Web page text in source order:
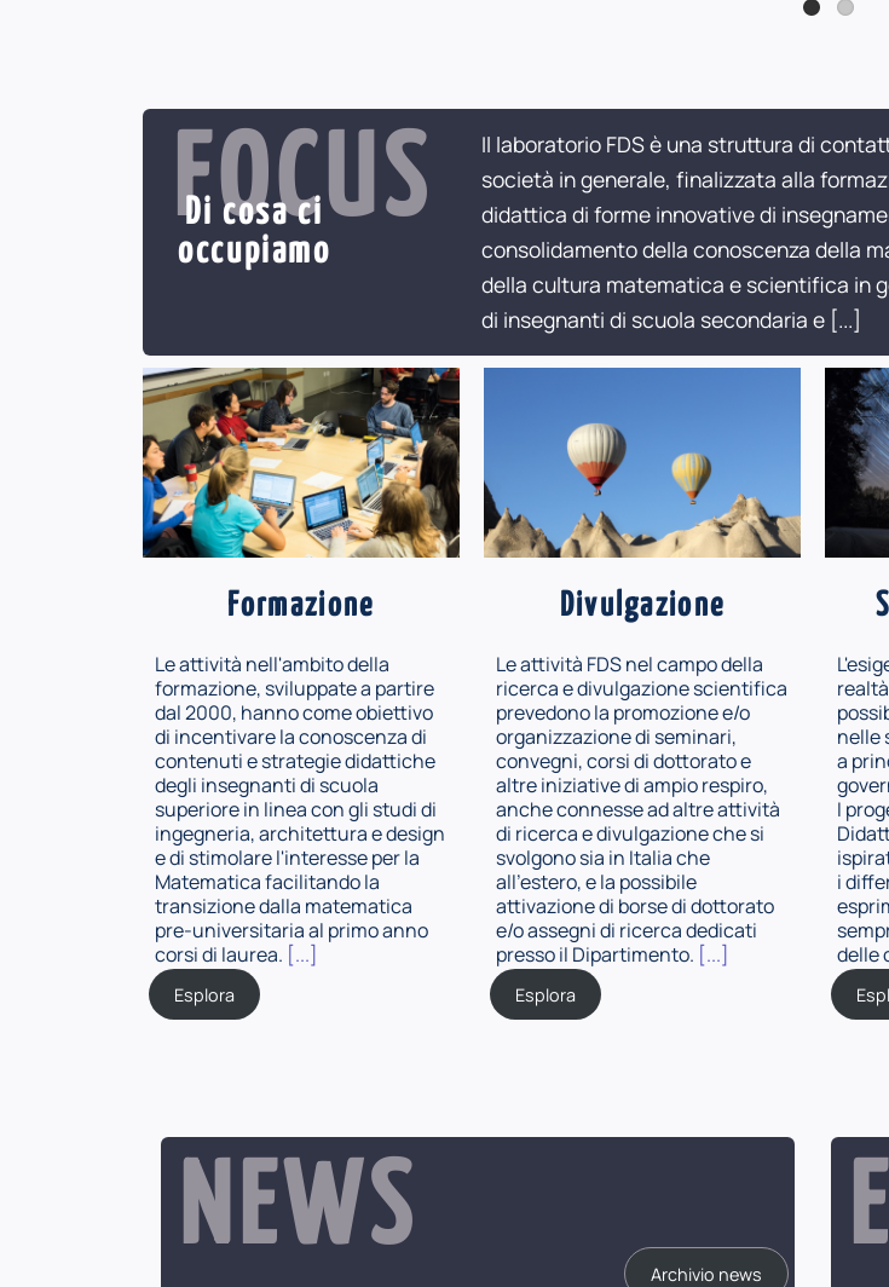
FOCUS
Di cosa ci
occupiamo
Il laboratorio FDS è una struttura di
società in generale, finalizzata alla
didattica di forme innovative di
consolidamento della conoscenza della
della cultura matematica e scientifica in
di insegnanti di scuola secondaria e [...]
Formazione
Le attività nell'ambito della
formazione, sviluppate a partire
dal 2000, hanno come obiettivo
di incentivare la conoscenza di
contenuti e strategie didattiche
degli insegnanti di scuola
superiore in linea con gli studi di
ingegneria, architettura e design
e di stimolare l'interesse per la
Matematica facilitando la
transizione dalla matematica
pre-universitaria al primo anno
corsi di laurea. [...]
Esplora
Divulgazione
Le attività FDS nel campo della
ricerca e divulgazione scientifica
prevedono la promozione e/o
organizzazione di seminari,
convegni, corsi di dottorato e
altre iniziative di ampio respiro,
anche connesse ad altre attività
di ricerca e divulgazione che si
svolgono sia in Italia che
all'estero, e la possibile
attivazione di borse di dottorato
e/o assegni di ricerca dedicati
presso il Dipartimento. [...]
Esplora
nelle
a
I
i
delle
NEWS
Archivio news